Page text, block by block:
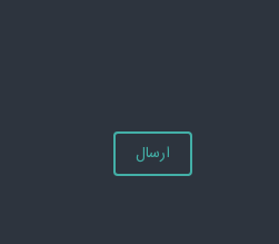
ارسال